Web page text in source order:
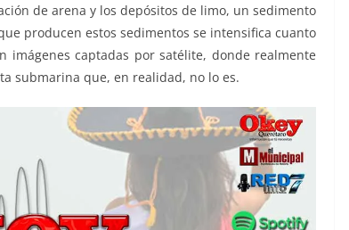
de arena y los depósitos de limo, un sedimento
producen estos sedimentos se intensifica cuanto
imágenes captadas por satélite, donde realmente
submarina que, en realidad, no lo es.